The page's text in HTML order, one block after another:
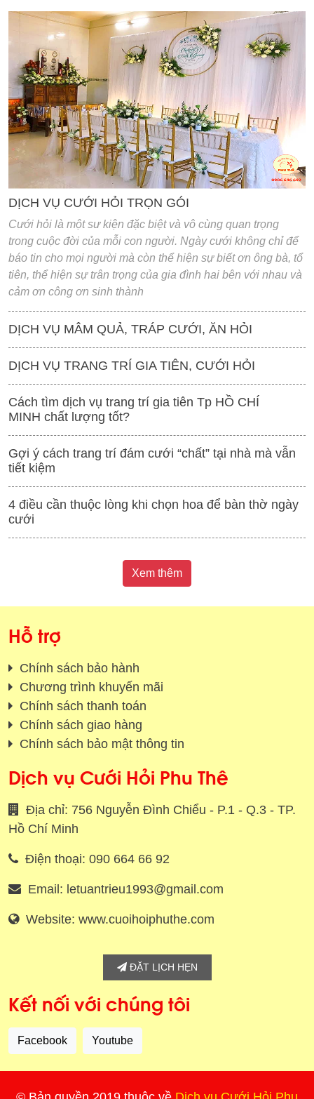
'
DỊCH VỤ CƯỚI HỎI TRỌN GÓI
Cưới hỏi là một sư kiện đặc biệt và vô cùng quan trọng
trong cuộc đời của mỗi con người. Ngày cưới không chỉ để
báo tin cho mọi người mà còn thể hiện sự biết ơn ông bà, tổ
tiên, thể hiện sự trân trọng của gia đình hai bên với nhau và
cảm ơn công ơn sinh thành
DỊCH VỤ MÂM QUẢ, TRÁP CƯỚI, ĂN HỎI
DỊCH VỤ TRANG TRÍ GIA TIÊN, CƯỚI HỎI
Cách tìm dịch vụ trang trí gia tiên Tp HỒ CHÍ
MINH chất lượng tốt?
Gợi ý cách trang trí đám cưới “chất” tại nhà mà vẫn
tiết kiệm
4 điều cần thuộc lòng khi chọn hoa để bàn thờ ngày
cưới
Xem thêm
Hỗ trợ
Chính sách bảo hành
Chương trình khuyến mãi
Chính sách thanh toán
Chính sách giao hàng
Chính sách bảo mật thông tin
Dịch vụ Cưới Hỏi Phu Thê
Địa chỉ: 756 Nguyễn Đình Chiểu - P.1 - Q.3 - TP.
Hồ Chí Minh
Điện thoại: 090 664 66 92
Email: letuantrieu1993@gmail.com
Website: www.cuoihoiphuthe.com
ĐẶT LỊCH HẸN
Kết nối với chúng tôi
Facebook Youtube